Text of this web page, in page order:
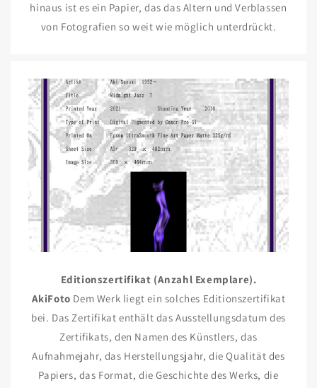
hinaus ist es ein Papier, das das Altern und Verblassen
von Fotografien so weit wie möglich unterdrückt.
Editionszertifikat (Anzahl Exemplare).
AkiFoto Dem Werk liegt ein solches Editionszertifikat
bei. Das Zertifikat enthält das Ausstellungsdatum des
Zertifikats, den Namen des Künstlers, das
Aufnahmejahr, das Herstellungsjahr, die Qualität des
Papiers, das Format, die Geschichte des Werks, die